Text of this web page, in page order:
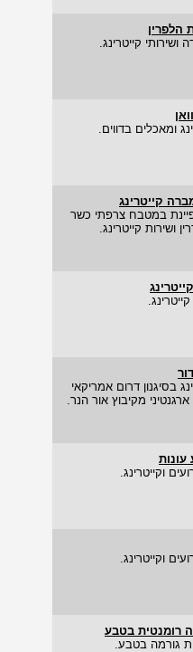
הלפרין
ושירותי קייטרינג.
ומאכלים בדווים.
קייטרינג
במטבח צרפתי כשר
ושירות קייטרינג.
בסיגנון דרום אמריקאי
מקיבוץ אור הנר.
וקייטרינג.
וקייטרינג.
רומנטית בטבע
גורמה בטבע.